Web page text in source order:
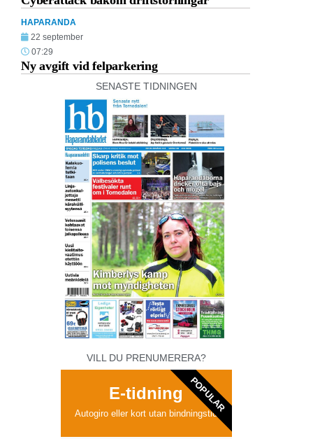
HAPARANDA
22 september
07:29
Ny avgift vid felparkering
SENASTE TIDNINGEN
VILL DU PRENUMERERA?
E-tidning
Autogiro eller kort utan bindningstid
POPULAR